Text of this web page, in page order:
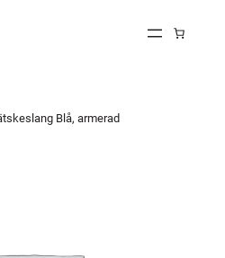
Blå, armerad